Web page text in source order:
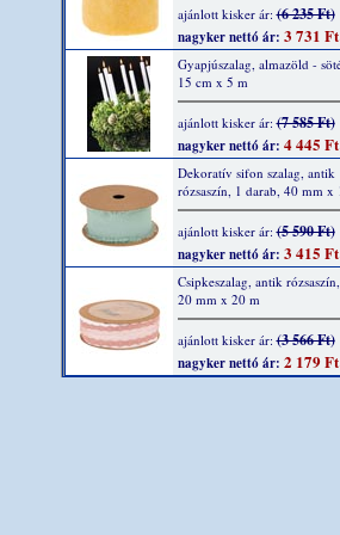
ajánlott kisker ár:(6 235 Ft)
nagyker nettó ár: 3 731 Ft
Gyapjúszalag, almazöld -
15 cm x 5 m
ajánlott kisker ár:(7 585 Ft)
nagyker nettó ár: 4 445 Ft
Dekoratív sifon szalag, antik
rózsaszín, 1 darab, 40 mm x
ajánlott kisker ár:(5 590 Ft)
nagyker nettó ár: 3 415 Ft
Csipkeszalag, antik
20 mm x 20 m
ajánlott kisker ár:(3 566 Ft)
nagyker nettó ár: 2 179 Ft